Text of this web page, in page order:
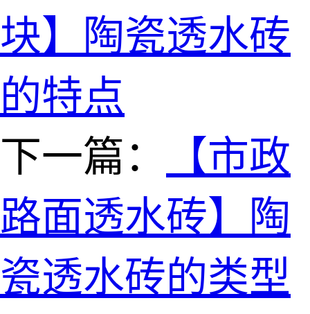
块】陶瓷透水砖
的特点
下一篇：
【市政
路面透水砖】陶
瓷透水砖的类型